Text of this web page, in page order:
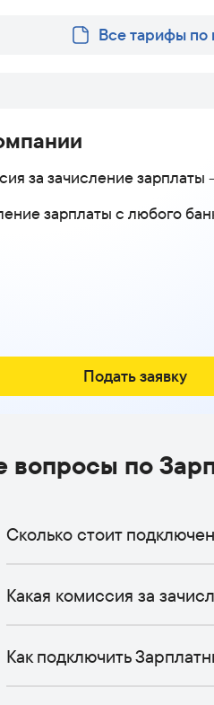
Все тарифы по
за зачисление зарплаты
зарплаты с любого
Подать заявку
вопросы по
Сколько стоит
Какая комиссия за
Как подключить